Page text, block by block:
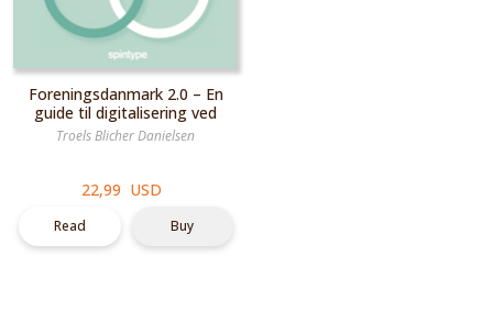
Foreningsdanmark 2.0 – En
guide til digitalisering ved
hjælp af data og AI
Troels Blicher Danielsen
22,99 USD
Read Buy